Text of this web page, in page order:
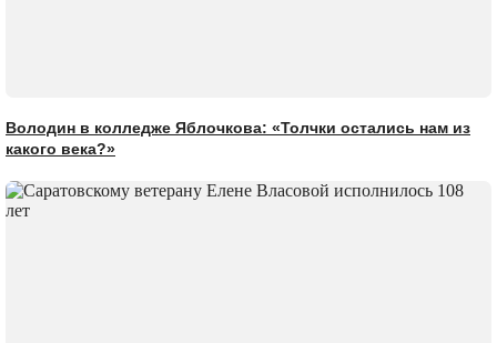
Володин в колледже Яблочкова: «Толчки остались нам из
какого века?»